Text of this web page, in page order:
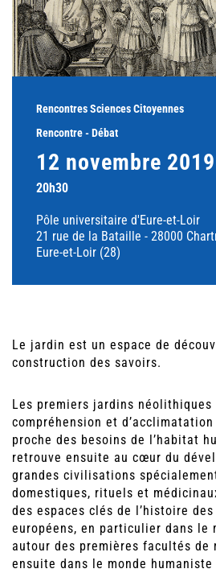
Rencontres Sciences Citoyennes
Rencontre - Débat
12 novembre 2019
20h30
Pôle universitaire d'Eure-et-Loir
21 rue de la Bataille - 28000
Eure-et-Loir (28)
Le jardin est un espace de
construction des savoirs.
Les premiers jardins néolithiques
compréhension et
proche des besoins de l’habitat
retrouve ensuite au cœur du
grandes civilisations
domestiques, rituels et
des espaces clés de l’histoire
européens, en particulier dans le
autour des premières facultés de
ensuite dans le monde